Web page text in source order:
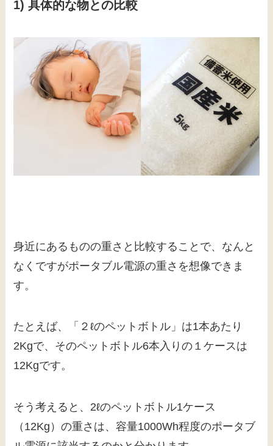
1) 具体的な物との比較
身近にあるものの重さと比較することで、なんと
なくですがポータブル電源の重さを想像できま
す。
たとえば、「２ℓのペットボトル」は1本あたり
2Kgで、そのペットボトル6本入りの１ケースは
12Kgです。
そう考えると、2ℓのペットボトル1ケース
（12Kg）の重さは、容量1000Wh程度のポータブ